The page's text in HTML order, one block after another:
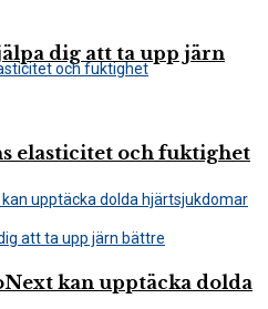
dig att ta upp järn
kan upptäcka dolda
elasticitet och fuktighet